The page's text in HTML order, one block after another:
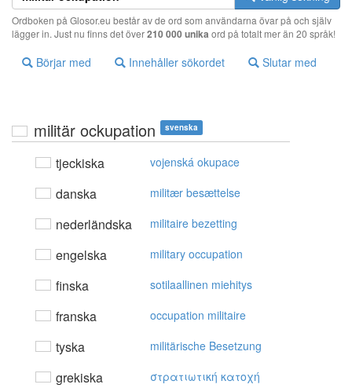
Ordboken på Glosor.eu består av de ord som användarna övar på och själv
lägger in. Just nu finns det över210 000 unika ord på totalt mer än 20 språk!
Börjar med Innehåller sökordet Slutar med
militär ockupation svenska
tjeckiska vojenská okupace
danska militær besættelse
nederländska militaire bezetting
engelska military occupation
finska sotilaallinen miehitys
franska occupation militaire
tyska militärische Besetzung
grekiska στρατιωτική κατoχή